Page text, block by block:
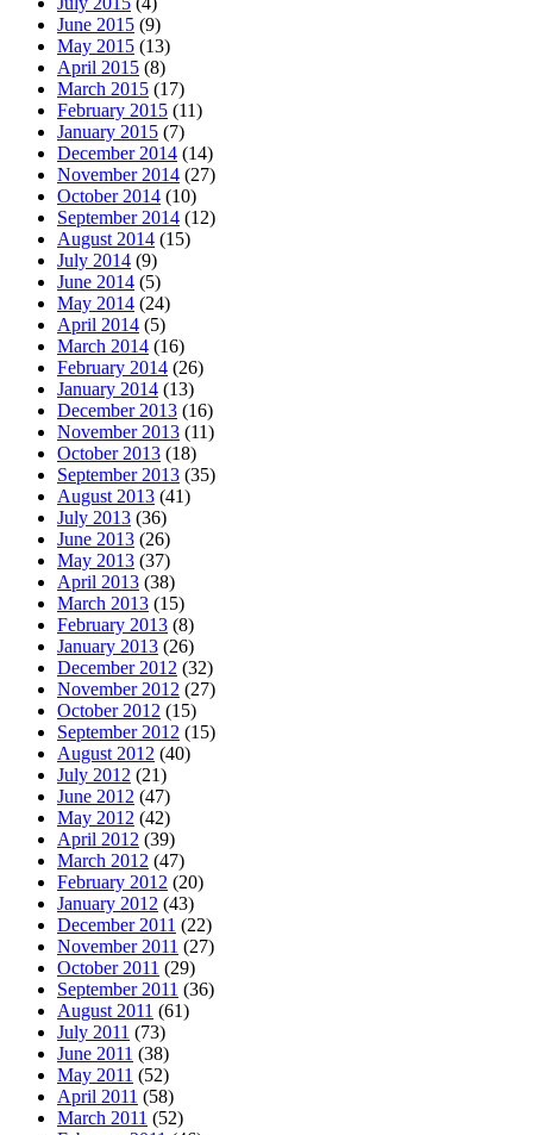
June 2015 (9)
May 2015 (13)
April 2015 (8)
March 2015 (17)
February 2015 (11)
January 2015 (7)
December 2014 (14)
November 2014 (27)
October 2014 (10)
September 2014 (12)
August 2014 (15)
July 2014 (9)
June 2014 (5)
May 2014 (24)
April 2014 (5)
March 2014 (16)
February 2014 (26)
January 2014 (13)
December 2013 (16)
November 2013 (11)
October 2013 (18)
September 2013 (35)
August 2013 (41)
July 2013 (36)
June 2013 (26)
May 2013 (37)
April 2013 (38)
March 2013 (15)
February 2013 (8)
January 2013 (26)
December 2012 (32)
November 2012 (27)
October 2012 (15)
September 2012 (15)
August 2012 (40)
July 2012 (21)
June 2012 (47)
May 2012 (42)
April 2012 (39)
March 2012 (47)
February 2012 (20)
January 2012 (43)
December 2011 (22)
November 2011 (27)
October 2011 (29)
September 2011 (36)
August 2011 (61)
July 2011 (73)
June 2011 (38)
May 2011 (52)
April 2011 (58)
March 2011 (52)